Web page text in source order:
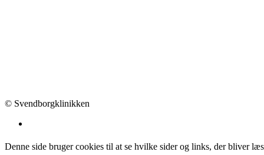
© Svendborgklinikken
Denne side bruger cookies til at se hvilke sider og links, der bliver